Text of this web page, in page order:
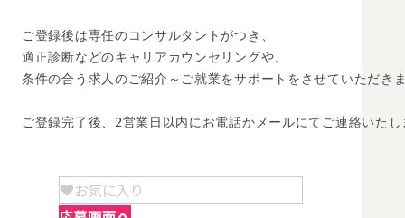
ご登録後は専任のコンサルタントがつき、
適正診断などのキャリアカウンセリングや、
条件の合う求人のご紹介～ご就業をサポートをさせていただき
ご登録完了後、2営業日以内にお電話かメールにてご連絡いたし
お気に入り